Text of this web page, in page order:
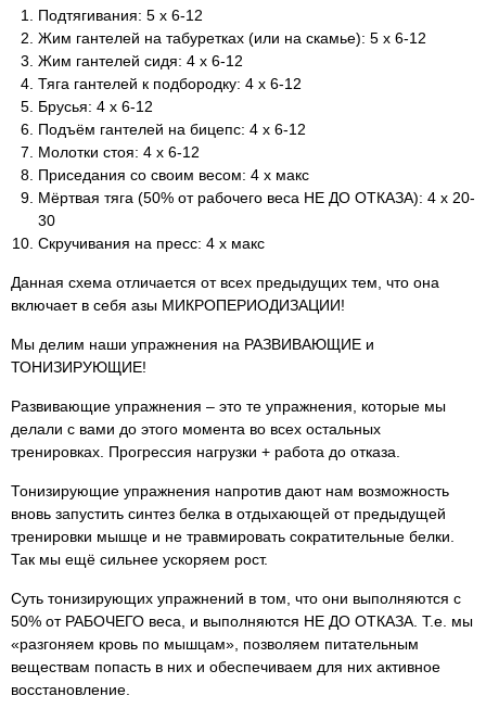
Подтягивания: 5 х 6-12
Жим гантелей на табуретках (или на скамье): 5 х 6-12
Жим гантелей сидя: 4 х 6-12
Тяга гантелей к подбородку: 4 х 6-12
Брусья: 4 х 6-12
Подъём гантелей на бицепс: 4 х 6-12
Молотки стоя: 4 х 6-12
Приседания со своим весом: 4 х макс
Мёртвая тяга (50% от рабочего веса НЕ ДО ОТКАЗА): 4 х 20-
30
Скручивания на пресс: 4 х макс
Данная схема отличается от всех предыдущих тем, что она
включает в себя азы МИКРОПЕРИОДИЗАЦИИ!
Мы делим наши упражнения на РАЗВИВАЮЩИЕ и
ТОНИЗИРУЮЩИЕ!
Развивающие упражнения – это те упражнения, которые мы
делали с вами до этого момента во всех остальных
тренировках. Прогрессия нагрузки + работа до отказа.
Тонизирующие упражнения напротив дают нам возможность
вновь запустить синтез белка в отдыхающей от предыдущей
тренировки мышце и не травмировать сократительные белки.
Так мы ещё сильнее ускоряем рост.
Суть тонизирующих упражнений в том, что они выполняются с
50% от РАБОЧЕГО веса, и выполняются НЕ ДО ОТКАЗА. Т.е. мы
«разгоняем кровь по мышцам», позволяем питательным
веществам попасть в них и обеспечиваем для них активное
восстановление.